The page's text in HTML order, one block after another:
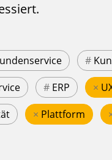
#
# ERP ×
× Plattform